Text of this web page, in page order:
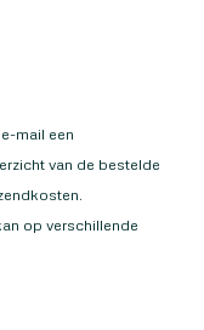
mail een
van de bestelde
op verschillende